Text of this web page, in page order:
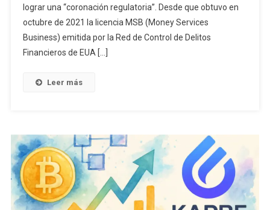
lograr una “coronación regulatoria”. Desde que obtuvo en
octubre de 2021 la licencia MSB (Money Services
Business) emitida por la Red de Control de Delitos
Financieros de EUA […]
Leer más